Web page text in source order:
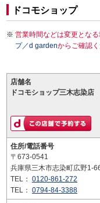
ドコモショップ
営業時間などは変更とな
プ／d gardenからご確認く
店舗名
ドコモショップ三木志染店
住所/電話番号
〒673-0541
兵庫県三木市志染町広野1-
TEL： 0120-861-272
TEL： 0794-84-3388